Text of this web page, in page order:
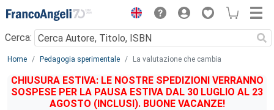
Menu
Cerca:
Main content
Home Pedagogia sperimentale La valutazione che cambia
CHIUSURA ESTIVA: LE NOSTRE SPEDIZIONI VERRANNO
SOSPESE PER LA PAUSA ESTIVA DAL 30 LUGLIO AL 23
AGOSTO (INCLUSI). BUONE VACANZE!